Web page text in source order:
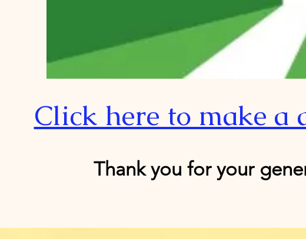
Click here to make a
Thank you for your